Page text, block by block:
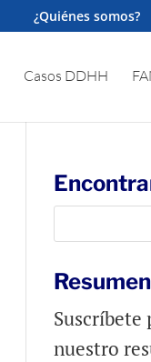
¿Quiénes somos?
Casos DDHH
Suscríbete
nuestro